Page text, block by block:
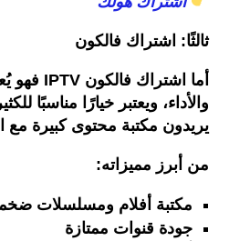
ثالثًا: اشتراك فالكون
أما اشتراك فالكون فهو
والأداء، ويعتبر خيارًا مناسبًا للكثير
يريدون مكتبة محتوى كبيرة مع
من أبرز مميزاته:
مكتبة أفلام ومسلسلات
جودة قنوات ممتازة